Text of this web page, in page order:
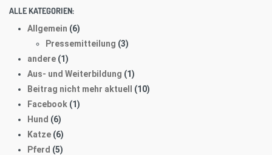
ALLE KATEGORIEN:
Allgemein (6)
Pressemitteilung (3)
andere (1)
Aus- und Weiterbildung (1)
Beitrag nicht mehr aktuell
(10)
Facebook (1)
Hund (6)
Katze (6)
Pferd (5)